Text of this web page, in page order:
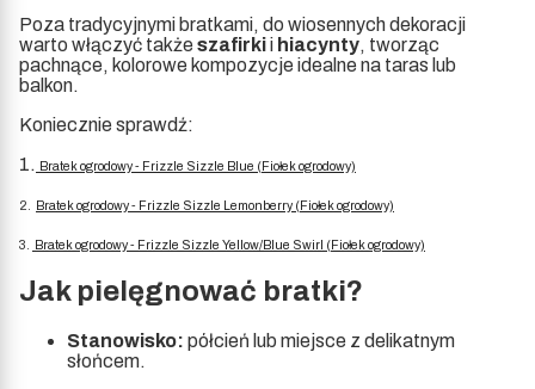
Poza tradycyjnymi bratkami, do wiosennych dekoracji
warto włączyć takżeszafirkii hiacynty, tworząc
pachnące, kolorowe kompozycje idealne na taras lub
balkon.
Koniecznie sprawdź:
1.
Bratek ogrodowy - Frizzle Sizzle Blue (Fiołek ogrodowy)
2. Bratek ogrodowy - Frizzle Sizzle Lemonberry (Fiołek ogrodowy)
3. Bratek ogrodowy - Frizzle Sizzle Yellow/Blue Swirl (Fiołek ogrodowy)
Jak pielęgnować bratki?
Stanowisko: półcień lub miejsce z delikatnym
słońcem.